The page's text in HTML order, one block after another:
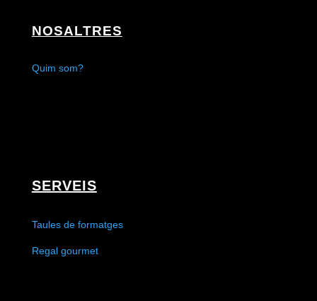
NOSALTRES
Quim som?
SERVEIS
Taules de formatges
Regal gourmet